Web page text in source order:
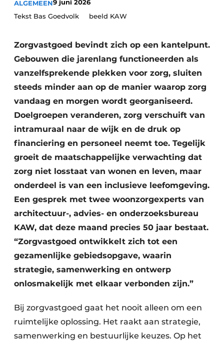
Podcasts
Vacature aanmelden
Vacatures
Video’s
ALGEMEEN9 juni 2026
Tekst Bas Goedvolk beeld KAW
Zorgvastgoed bevindt zich op een kantelpunt.
Gebouwen die jarenlang functioneerden als
vanzelfsprekende plekken voor zorg, sluiten
steeds minder aan op de manier waarop zorg
vandaag en morgen wordt georganiseerd.
Doelgroepen veranderen, zorg verschuift van
intramuraal naar de wijk en de druk op
financiering en personeel neemt toe. Tegelijk
groeit de maatschappelijke verwachting dat
zorg niet losstaat van wonen en leven, maar
onderdeel is van een inclusieve leefomgeving.
Een gesprek met twee woonzorgexperts van
architectuur-, advies- en onderzoeksbureau
KAW, dat deze maand precies 50 jaar bestaat.
“Zorgvastgoed ontwikkelt zich tot een
gezamenlijke gebiedsopgave, waarin
strategie, samenwerking en ontwerp
onlosmakelijk met elkaar verbonden zijn.”
Bij zorgvastgoed gaat het nooit alleen om een
ruimtelijke oplossing. Het raakt aan strategie,
samenwerking en bestuurlijke keuzes. Op het